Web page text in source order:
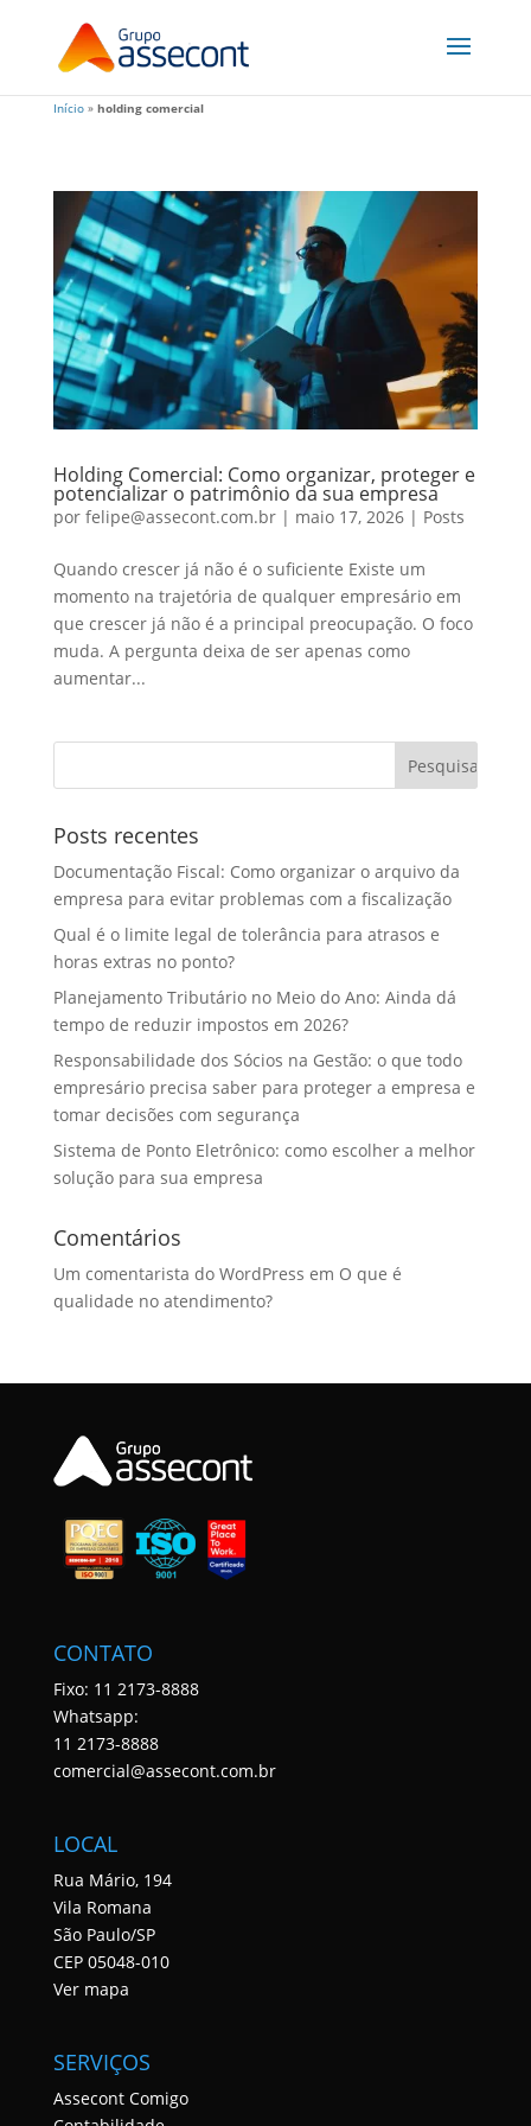
Início» holding comercial
Holding Comercial: Como organizar, proteger e
potencializar o patrimônio da sua empresa
por felipe@assecont.com.br| maio 17, 2026| Posts
Quando crescer já não é o suficiente Existe um
momento na trajetória de qualquer empresário em
que crescer já não é a principal preocupação. O foco
muda. A pergunta deixa de ser apenas como
aumentar...
Posts recentes
Documentação Fiscal: Como organizar o arquivo da
empresa para evitar problemas com a fiscalização
Qual é o limite legal de tolerância para atrasos e
horas extras no ponto?
Planejamento Tributário no Meio do Ano: Ainda dá
tempo de reduzir impostos em 2026?
Responsabilidade dos Sócios na Gestão: o que todo
empresário precisa saber para proteger a empresa e
tomar decisões com segurança
Sistema de Ponto Eletrônico: como escolher a melhor
solução para sua empresa
Comentários
Um comentarista do WordPress em O que é
qualidade no atendimento?
CONTATO
Fixo: 11 2173-8888
Whatsapp:
11 2173-8888
comercial@assecont.com.br
LOCAL
Rua Mário, 194
Vila Romana
São Paulo/SP
CEP 05048-010
Ver mapa
SERVIÇOS
Assecont Comigo